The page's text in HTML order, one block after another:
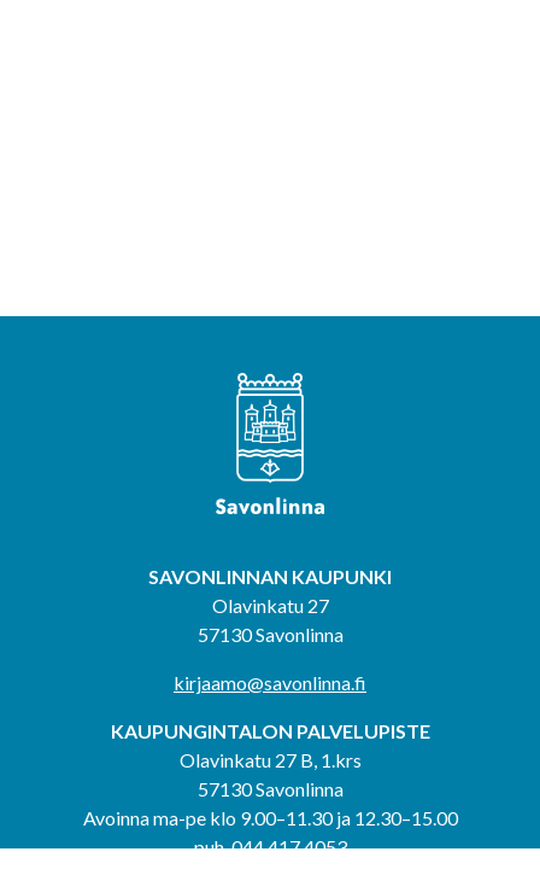
SAVONLINNAN KAUPUNKI
Olavinkatu 27
57130 Savonlinna
kirjaamo@savonlinna.fi
KAUPUNGINTALON PALVELUPISTE
Olavinkatu 27 B, 1.krs
57130 Savonlinna
Avoinna ma-pe klo 9.00–11.30 ja 12.30–15.00
puh. 044 417 4053